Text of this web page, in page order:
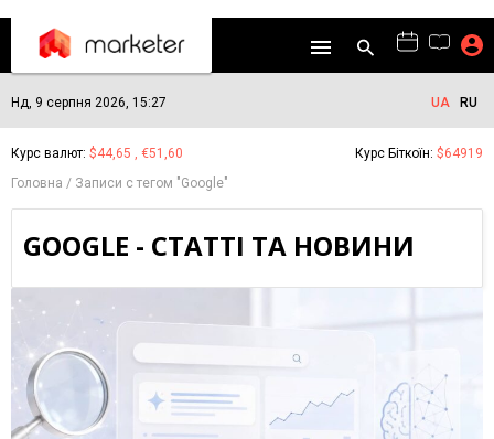
Нд, 9 серпня 2026, 15:27 UA RU
Курс валют: $44,65 , €51,60 Курс Біткоїн: $64919
Головна
Записи с тегом "Google"
GOOGLE - СТАТТІ ТА НОВИНИ